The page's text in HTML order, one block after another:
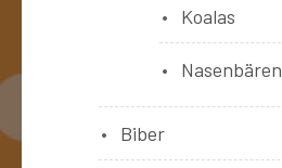
Koalas
Nasenbären
Biber